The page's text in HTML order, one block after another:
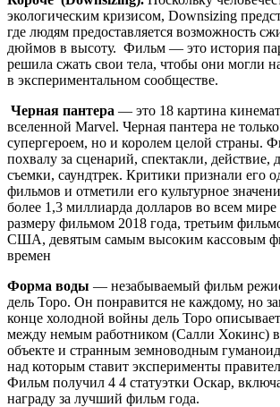
экологическим кризисом, Downsizing
где людям предоставляется возможность
дюймов в высоту. Фильм — это история
решила сжать свои тела, чтобы они могли
в экспериментальном сообществе.
Черная пантера — это 18 картина
вселенной Marvel. Черная пантера не только
супергероем, но и королем целой страны.
похвалу за сценарий, спектакли, действие,
съемки, саундтрек. Критики признали его
фильмов и отметили его культурное
более 1,3 миллиарда долларов во всем
размеру фильмом 2018 года, третьим
США, девятым самым высоким кассовым
времен
Форма воды — незабываемый фильм
дель Торо. Он понравится не каждому, но
конце холодной войны дель Торо
между немым работником (Салли Хокинс) в
объекте и странным земноводным
над которым ставит эксперименты
Фильм получил 4 4 статуэтки Оскар,
награду за лучший фильм года.